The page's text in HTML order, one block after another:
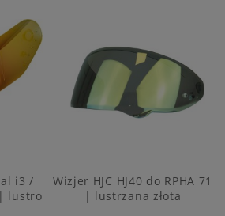
i3 /
lustro
Wizjer HJC HJ40 do RPHA 71
| lustrzana złota